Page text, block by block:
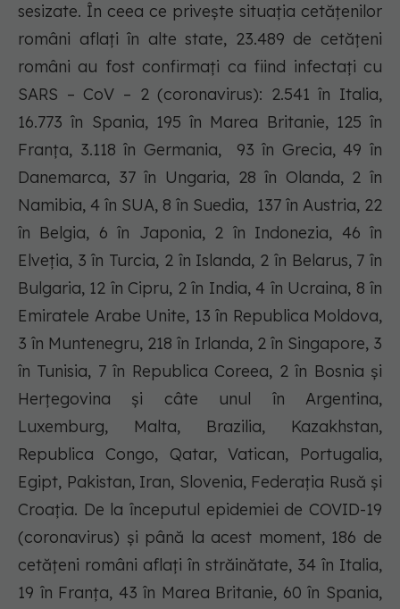
sesizate. În ceea ce privește situația cetățenilor
români aflați în alte state, 23.489 de cetățeni
români au fost confirmați ca fiind infectați cu
SARS – CoV – 2 (coronavirus): 2.541 în Italia,
16.773 în Spania, 195 în Marea Britanie, 125 în
Franța, 3.118 în Germania, 93 în Grecia, 49 în
Danemarca, 37 în Ungaria, 28 în Olanda, 2 în
Namibia, 4 în SUA, 8 în Suedia, 137 în Austria, 22
în Belgia, 6 în Japonia, 2 în Indonezia, 46 în
Elveția, 3 în Turcia, 2 în Islanda, 2 în Belarus, 7 în
Bulgaria, 12 în Cipru, 2 în India, 4 în Ucraina, 8 în
Emiratele Arabe Unite, 13 în Republica Moldova,
3 în Muntenegru, 218 în Irlanda, 2 în Singapore, 3
în Tunisia, 7 în Republica Coreea, 2 în Bosnia și
Herțegovina și câte unul în Argentina,
Luxemburg, Malta, Brazilia, Kazakhstan,
Republica Congo, Qatar, Vatican, Portugalia,
Egipt, Pakistan, Iran, Slovenia, Federația Rusă și
Croația. De la începutul epidemiei de COVID-19
(coronavirus) și până la acest moment, 186 de
cetățeni români aflați în străinătate, 34 în Italia,
19 în Franța, 43 în Marea Britanie, 60 în Spania,